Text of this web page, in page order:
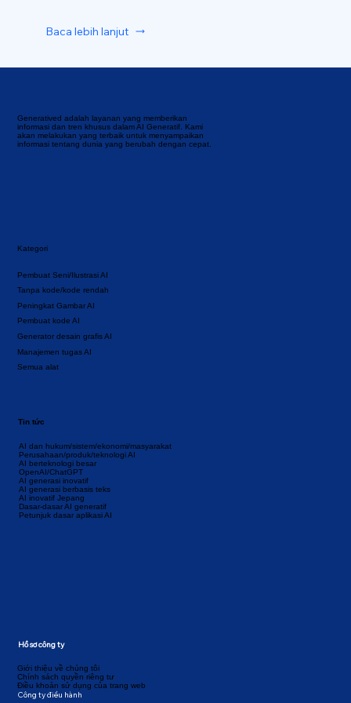
Generatived adalah layanan yang memberikan
informasi dan tren khusus dalam AI Generatif. Kami
akan melakukan yang terbaik untuk menyampaikan
informasi tentang dunia yang berubah dengan cepat.
Kategori
Semua alat
Manajemen tugas AI
Generator desain grafis AI
Tanpa kode/kode rendah
Pembuat kode AI
Peningkat Gambar AI
Pembuat Seni/Ilustrasi AI
AI dan hukum/sistem/ekonomi/masyarakat
Perusahaan/produk/teknologi AI
AI berteknologi besar
OpenAI/ChatGPT
AI generasi inovatif
AI generasi berbasis teks
AI inovatif Jepang
Dasar-dasar AI generatif
Petunjuk dasar aplikasi AI
Tin tức
Giới thiệu về chúng tôi
Chính sách quyền riêng tư
Điều khoản sử dụng của trang web
Công ty điều hành
Hồ sơ công ty
Baca lebih lanjut